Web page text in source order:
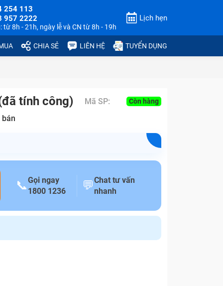
254 113
957 2222
từ 8h - 21h, ngày lễ và CN từ 8h - 19h
Lịch hẹn
CHIA SẺ LIÊN HỆ TUYỂN DỤNG
tính công) Mã SP: Còn hàng
📞Gọi ngay
1800 1236
💬Chat tư vấn
nhanh